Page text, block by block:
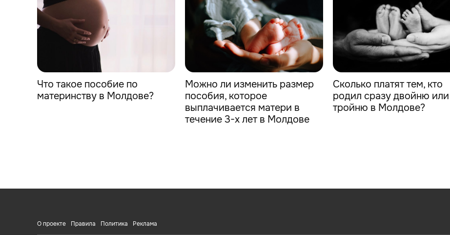
Что такое пособие по
материнству в Молдове?
Можно ли изменить размер
пособия, которое
выплачивается матери в
течение 3-х лет в Молдове
Сколько платят тем, кто
родил сразу двойню или
тройню в Молдове?
О проекте Правила Политика Реклама